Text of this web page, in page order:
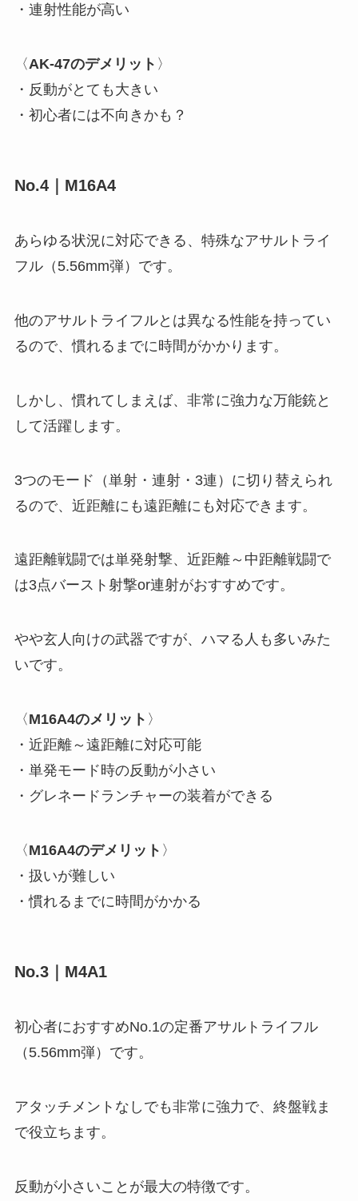
・連射性能が高い
〈AK-47のデメリット 〉
・反動がとても大きい
・初心者には不向きかも？
No.4｜M16A4
あらゆる状況に対応できる、特殊なアサルトライ
フル（5.56mm弾）です。
他のアサルトライフルとは異なる性能を持ってい
るので、慣れるまでに時間がかかります。
しかし、慣れてしまえば、非常に強力な万能銃と
して活躍します。
3つのモード（単射・連射・3連）に切り替えられ
るので、近距離にも遠距離にも対応できます。
遠距離戦闘では単発射撃、近距離～中距離戦闘で
は3点バースト射撃or連射がおすすめです。
やや玄人向けの武器ですが、ハマる人も多いみた
いです。
〈 M16A4のメリット 〉
・近距離～遠距離に対応可能
・単発モード時の反動が小さい
・グレネードランチャーの装着ができる
〈M16A4のデメリット 〉
・扱いが難しい
・慣れるまでに時間がかかる
No.3｜M4A1
初心者におすすめNo.1の定番アサルトライフル
（5.56mm弾）です。
アタッチメントなしでも非常に強力で、終盤戦ま
で役立ちます。
反動が小さいことが最大の特徴です。